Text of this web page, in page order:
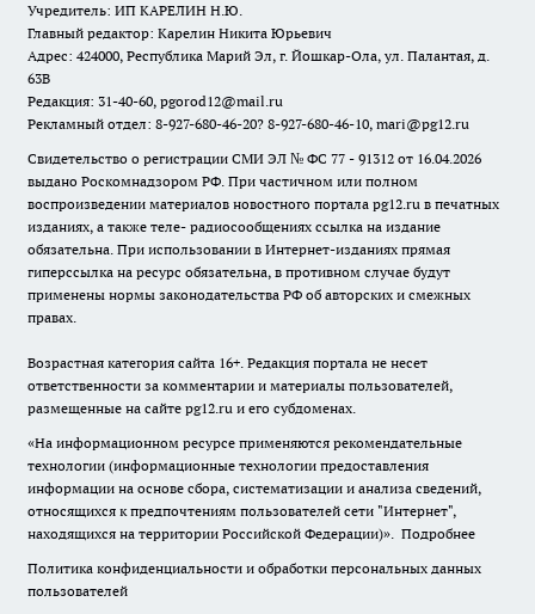
Учредитель: ИП КАРЕЛИН Н.Ю.
Главный редактор: Карелин Никита Юрьевич
Адрес: 424000, Республика Марий Эл, г. Йошкар-Ола, ул. Палантая, д.
63В
Редакция: 31-40-60, pgorod12@mail.ru
Рекламный отдел: 8-927-680-46-20? 8-927-680-46-10, mari@pg12.ru
Свидетельство о регистрации СМИ ЭЛ № ФС 77 - 91312 от 16.04.2026
выдано Роскомнадзором РФ. При частичном или полном
воспроизведении материалов новостного портала pg12.ru в печатных
изданиях, а также теле- радиосообщениях ссылка на издание
обязательна. При использовании в Интернет-изданиях прямая
гиперссылка на ресурс обязательна, в противном случае будут
применены нормы законодательства РФ об авторских и смежных
правах.
Возрастная категория сайта 16+. Редакция портала не несет
ответственности за комментарии и материалы пользователей,
размещенные на сайте pg12.ru и его субдоменах.
«На информационном ресурсе применяются рекомендательные
технологии (информационные технологии предоставления
информации на основе сбора, систематизации и анализа сведений,
относящихся к предпочтениям пользователей сети "Интернет",
находящихся на территории Российской Федерации)». Подробнее
Политика конфиденциальности и обработки персональных данных
пользователей